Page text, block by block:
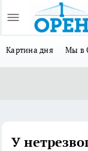
Картина дня Мы в
У